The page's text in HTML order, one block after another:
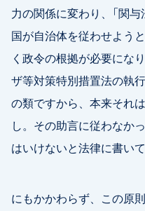
力の関係に変わり、「関
国が自治体を従わせよう
く政令の根拠が必要にな
ザ等対策特別措置法の執
の類ですから、本来それ
し。その助言に従わなか
はいけないと法律に書いて
にもかかわらず、この原